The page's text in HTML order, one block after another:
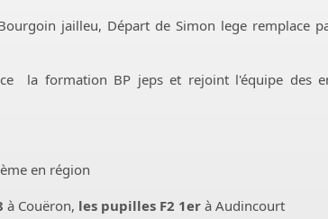
jailleu, Départ de Simon lege remplace
la formation BP jeps et rejoint l'équipe des
en région
à Couëron, les pupilles F2 1er à Audincourt